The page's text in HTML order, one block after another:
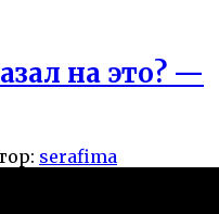
на это? —
serafima